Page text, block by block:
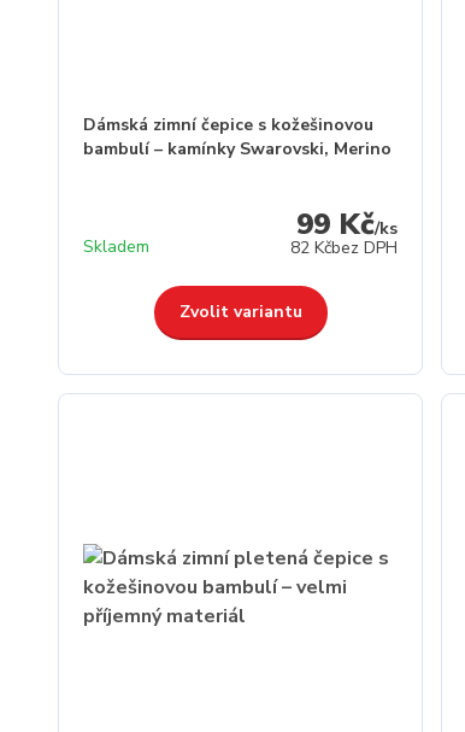
Dámská zimní čepice s kožešinovou
bambulí – kamínky Swarovski, Merino
99 Kč/ks
82 Kčbez DPH
Skladem
Zvolit variantu